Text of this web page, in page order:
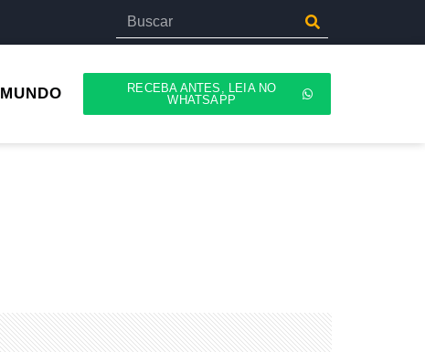
MUNDO
RECEBA ANTES, LEIA NO
WHATSAPP